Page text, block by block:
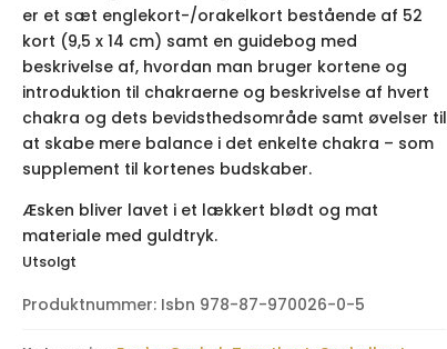
er et sæt englekort-/orakelkort bestående af 52
kort (9,5 x 14 cm) samt en guidebog med
beskrivelse af, hvordan man bruger kortene og
introduktion til chakraerne og beskrivelse af hvert
chakra og dets bevidsthedsområde samt øvelser til
at skabe mere balance i det enkelte chakra – som
supplement til kortenes budskaber.
Æsken bliver lavet i et lækkert blødt og mat
materiale med guldtryk.
Utsolgt
Produktnummer: Isbn 978-87-970026-0-5